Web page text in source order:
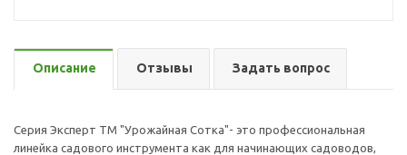
Описание Отзывы Задать вопрос
Серия Эксперт ТМ "Урожайная Сотка"- это профессиональная
линейка садового инструмента как для начинающих садоводов,